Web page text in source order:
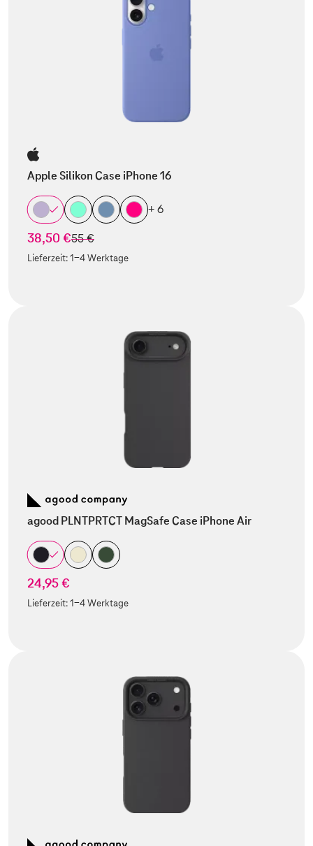
Apple Silikon Case iPhone 16
+ 6
38,50 €statt
55 €
Lieferzeit:1-4 Werktage
agood PLNTPRTCT MagSafe Case iPhone Air
24,95 €
Lieferzeit:1-4 Werktage